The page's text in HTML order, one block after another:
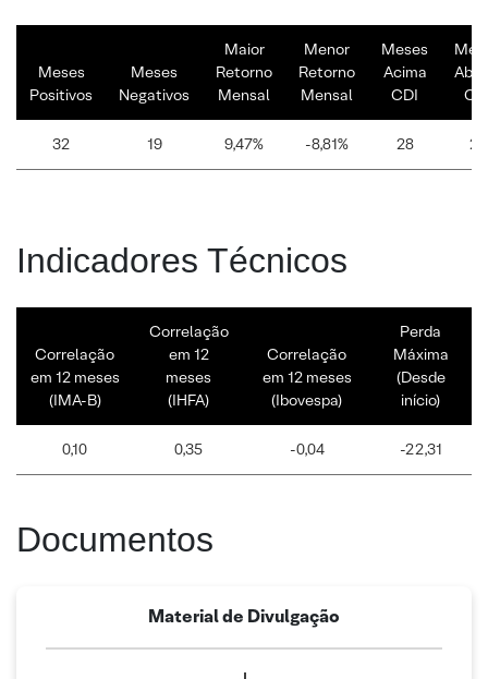
Meses
Positivos
Meses
Negativos
Maior
Retorno
Mensal
Menor
Retorno
Mensal
Meses
Acima
CDI
32 19 9,47% -8,81% 28 23
Indicadores Técnicos
Correlação
em 12 meses
(IMA-B)
Correlação
em 12
meses
(IHFA)
Correlação
em 12 meses
(Ibovespa)
Perda
Máxima
(Desde
início)
0,10 0,35 -0,04 -22,31
Documentos
Material de Divulgação